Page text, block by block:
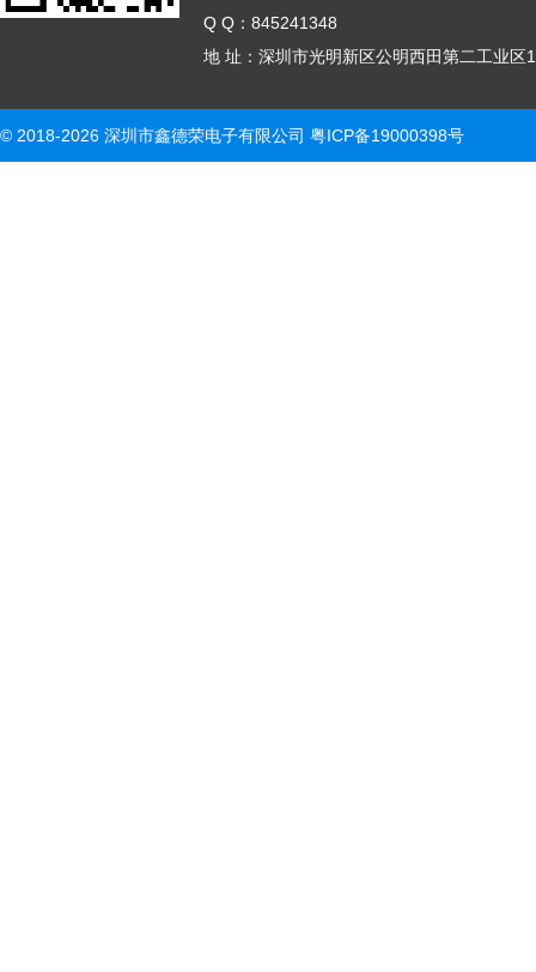
Q Q：845241348
地 址：深圳市光明新区公明西田第二工业区
© 2018-2026 深圳市鑫德荣电子有限公司 粤ICP备19000398号